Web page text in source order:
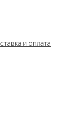
и оплата